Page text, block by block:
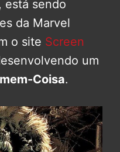
está sendo
da Marvel
o site Screen
um
Coisa.